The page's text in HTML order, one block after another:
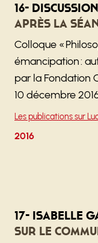
16- Discussion
Après la
Colloque «
émancipation :
par la Fondation
10 décembre
Les publications sur
2016
17- Isabelle
Sur le